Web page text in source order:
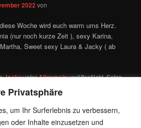
Privatsphäre
um Ihr Surferlebnis zu verbessern,
oder Inhalte einzusetzen und
2022von
Woche wird euch warm ums Herz.
(nur noch kurze Zeit ), sexy Karina,
Sweet sexy Laura & Jacky ( ab
JackyunterAllgemeinveröffentlicht. Setze
Stolz präsentiert von WordPress